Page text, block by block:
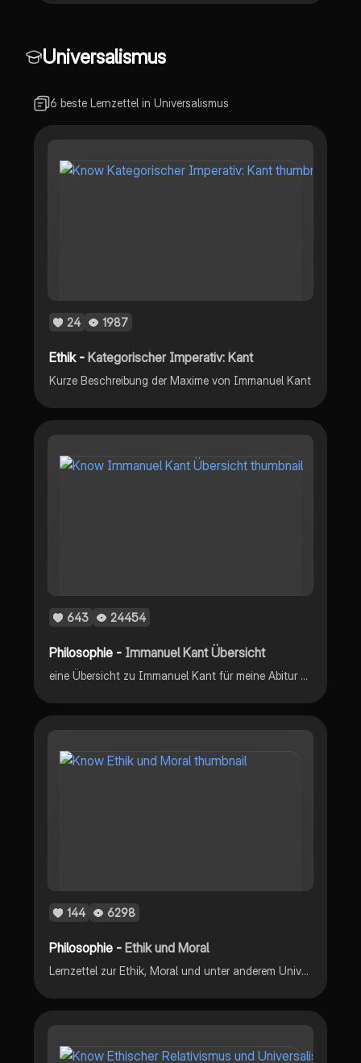
Universalismus
6 beste Lernzettel in Universalismus
24 1987
Ethik -Kategorischer Imperativ: Kant
Kurze Beschreibung der Maxime von Immanuel Kant
643 24454
Philosophie - Immanuel Kant Übersicht
eine Übersicht zu Immanuel Kant für meine Abitur Vorbereitung :) (Philosophie Grundkurs)
144 6298
Philosophie -Ethik und Moral
Lernzettel zur Ethik, Moral und unter anderem Universalismus